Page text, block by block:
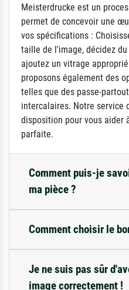
Meisterdrucke est un
permet de concevoir une
vos spécifications :
taille de l'image, décidez
ajoutez un vitrage
proposons également des
telles que des passe-
intercalaires. Notre service
disposition pour vous aider
parfaite.
Comment puis-je
ma pièce ?
Comment choisir le
Je ne suis pas sûr
image correctement !